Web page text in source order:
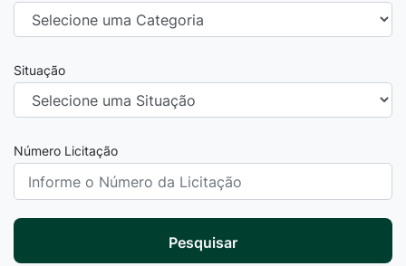
Situação
Número Licitação
Pesquisar